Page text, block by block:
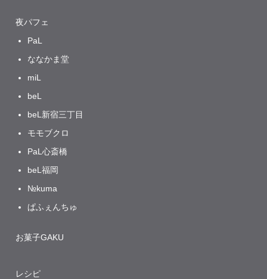
夜パフェ
PaL
ななかま堂
miL
beL
beL新宿三丁目
モモブクロ
PaL心斎橋
beL福岡
№kuma
ぱふぇんちゅ
お菓子GAKU
レシピ